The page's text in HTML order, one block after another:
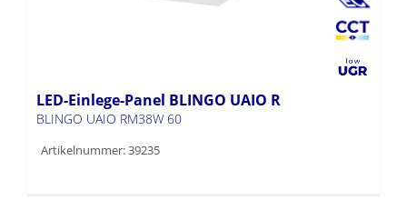
LED-Einlege-Panel BLINGO UAIO R
BLINGO UAIO RM38W 60
Artikelnummer: 39235